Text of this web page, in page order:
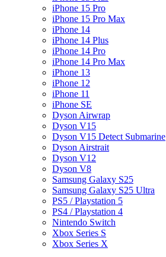
iPhone 15 Pro
iPhone 15 Pro Max
iPhone 14
iPhone 14 Plus
iPhone 14 Pro
iPhone 14 Pro Max
iPhone 13
iPhone 12
iPhone 11
iPhone SE
Dyson Airwrap
Dyson V15
Dyson V15 Detect Submarine
Dyson Airstrait
Dyson V12
Dyson V8
Samsung Galaxy S25
Samsung Galaxy S25 Ultra
PS5 / Playstation 5
PS4 / Playstation 4
Nintendo Switch
Xbox Series S
Xbox Series X